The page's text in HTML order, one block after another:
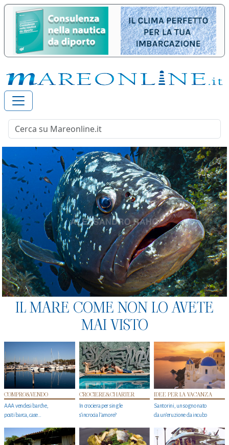
IL MARE COME NON LO AVETE
MAI VISTO
COMPRO&VENDO
AAA vendesi barche,
posti barca, case…
CROCIERE&CHARTER
In crociera per single
s'incrocia l’amore?
IDEE PER LA VACANZA
Santorini, un sogno nato
da un’eruzione da incubo